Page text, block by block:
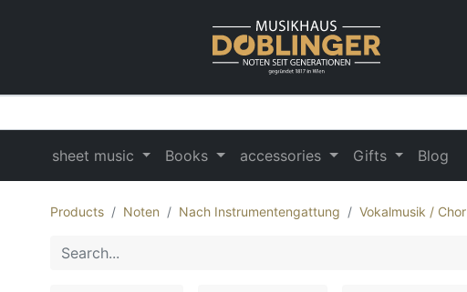
sheet music Books accessories Gifts Blog
Products Noten Nach Instrumentengattung Vokalmusik / Chor